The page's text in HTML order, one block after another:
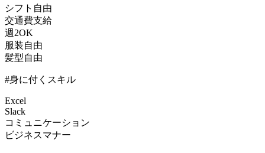
シフト自由
交通費支給
週2OK
服装自由
髪型自由
#身に付くスキル
Excel
Slack
コミュニケーション
ビジネスマナー